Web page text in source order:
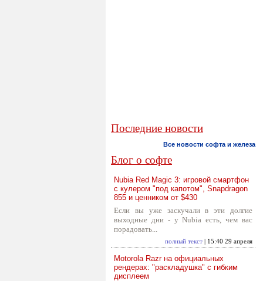
Последние новости
Все новости софта и железа
Блог о софте
Nubia Red Magic 3: игровой смартфон
с кулером "под капотом", Snapdragon
855 и ценником от $430
Если вы уже заскучали в эти долгие
выходные дни - у Nubia есть, чем вас
порадовать...
полный текст | 15:40 29 апреля
Motorola Razr на официальных
рендерах: "раскладушка" с гибким
дисплеем